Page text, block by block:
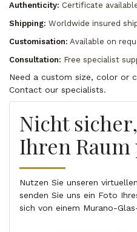
Authenticity: Certificate
Shipping: Worldwide insured
Customisation: Available on
Consultation: Free specialist
Need a custom size, color or
Contact our specialists.
Nicht
Ihren Raum
Nutzen Sie unseren
senden Sie uns ein Foto
sich von einem Murano-